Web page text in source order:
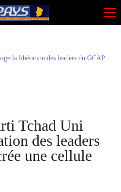
la libération des leaders du GCAP
Tchad Uni
des leaders
une cellule